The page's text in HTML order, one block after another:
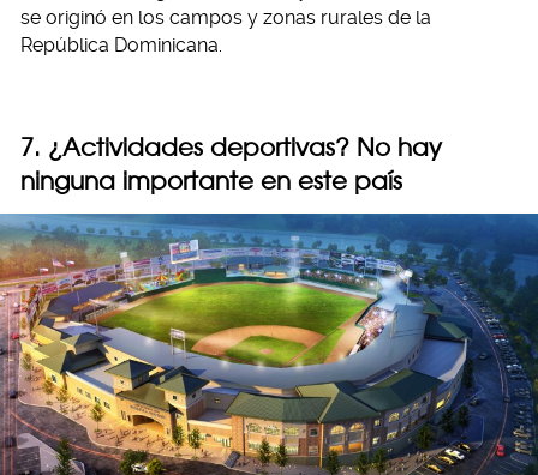
se originó en los campos y zonas rurales de la
República Dominicana.
7. ¿Actividades deportivas? No hay
ninguna importante en este país